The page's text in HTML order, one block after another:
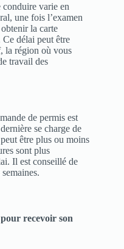
conduire varie en
une fois l’examen
la carte
délai peut être
la région où vous
travail des
de permis est
se charge de
être plus ou moins
sont plus
Il est conseillé de
recevoir son